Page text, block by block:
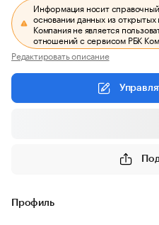
Информация носит
основании данных из открытых
Компания не является
отношений с сервисом РБК
Редактировать описание
Профиль